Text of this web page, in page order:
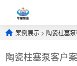
案例展示 > 陶瓷柱塞
陶瓷柱塞泵客户